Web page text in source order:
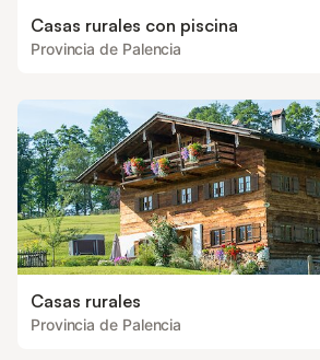
Casas rurales con piscina
Provincia de Palencia
Casas rurales
Provincia de Palencia